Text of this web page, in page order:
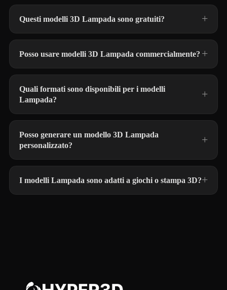
Questi modelli 3D Lampada sono gratuiti?
Posso usare modelli 3D Lampada commercialmente?
Quali formati sono disponibili per i modelli
Lampada?
Posso generare un modello 3D Lampada
personalizzato?
I modelli Lampada sono adatti a giochi o stampa 3D?